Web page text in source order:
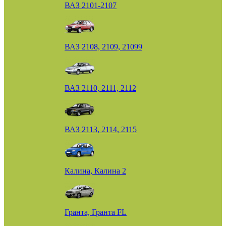
ВАЗ 2101-2107
ВАЗ 2108, 2109, 21099
ВАЗ 2110, 2111, 2112
ВАЗ 2113, 2114, 2115
Калина, Калина 2
Гранта, Гранта FL